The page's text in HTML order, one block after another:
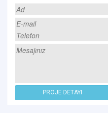
PROJE DETAYI